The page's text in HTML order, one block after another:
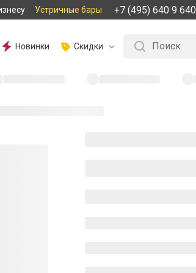
Устричные бары +7 (495) 640 9 640
Новинки Скидки